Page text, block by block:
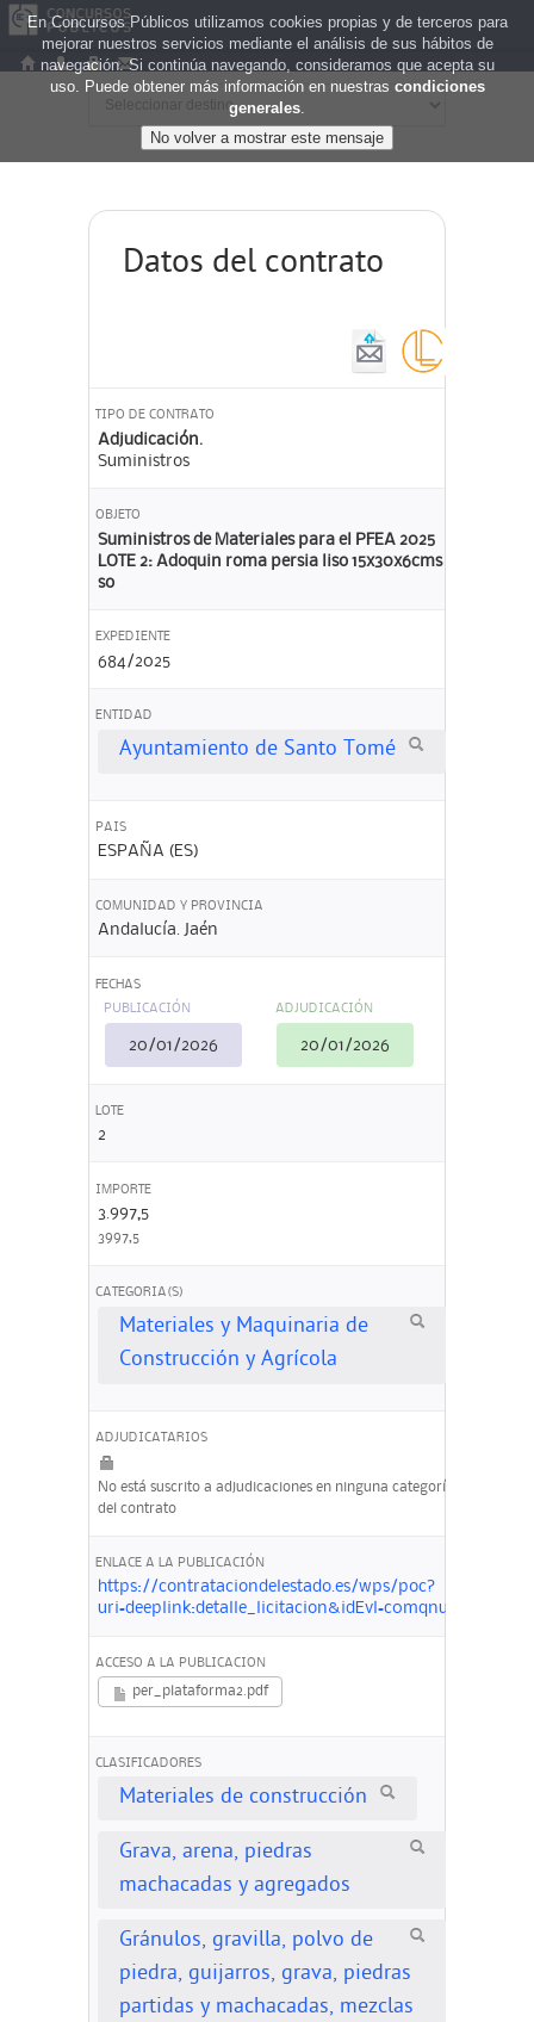
Datos del contrato
TIPO DE CONTRATO
Adjudicación.
Suministros
OBJETO
Suministros de Materiales para el PFEA 2025
LOTE 2: Adoquin roma persia liso 15x30x6cms
so
EXPEDIENTE
684/2025
ENTIDAD
Ayuntamiento de Santo Tomé
PAIS
ESPAÑA (ES)
COMUNIDAD Y PROVINCIA
Andalucía. Jaén
FECHAS
PUBLICACIÓN
20/01/2026
ADJUDICACIÓN
20/01/2026
LOTE
2
IMPORTE
3.997,5
3997,5
CATEGORIA(S)
Materiales y Maquinaria de
Construcción y Agrícola
ADJUDICATARIOS
No está suscrito a adjudicaciones en ninguna categoría
del contrato
ENLACE A LA PUBLICACIÓN
https://contrataciondelestado.es/wps/poc?
ACCESO A LA PUBLICACION
per_plataforma2.pdf
CLASIFICADORES
Materiales de construcción
Grava, arena, piedras
machacadas y agregados
Gránulos, gravilla, polvo de
piedra, guijarros, grava, piedras
partidas y machacadas, mezclas
En Concursos Públicos utilizamos cookies propias y de terceros para
mejorar nuestros servicios mediante el análisis de sus hábitos de
navegación. Si continúa navegando, consideramos que acepta su
uso. Puede obtener más información en nuestras condiciones
generales.